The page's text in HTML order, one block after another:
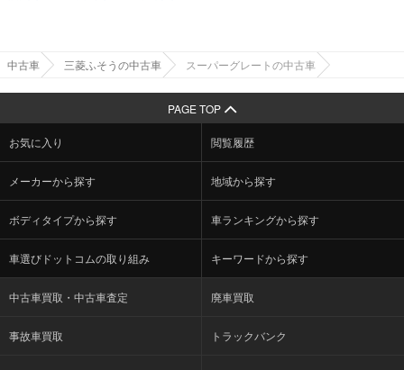
中古車 三菱ふそうの中古車 スーパーグレートの中古車
PAGE TOP
お気に入り 閲覧履歴
メーカーから探す 地域から探す
ボディタイプから探す 車ランキングから探す
車選びドットコムの取り組み キーワードから探す
中古車買取・中古車査定 廃車買取
事故車買取 トラックバンク